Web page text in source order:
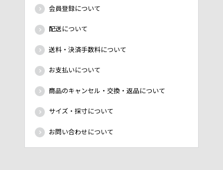
会員登録について
配送について
送料・決済手数料について
お支払いについて
商品のキャンセル・交換・返品について
サイズ・採寸について
お問い合わせについて